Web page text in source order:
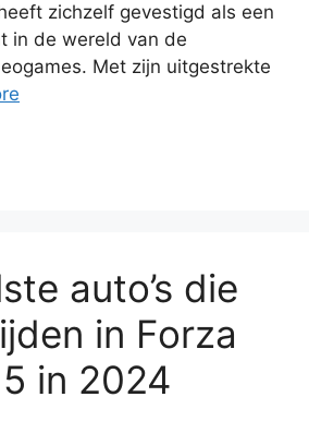
zichzelf gevestigd als een
in de wereld van de
Met zijn uitgestrekte
auto’s die
in Forza
in 2024